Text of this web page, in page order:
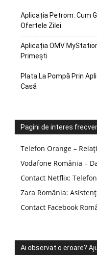
Aplicația Petrom: Cum
Ofertele Zilei
Aplicația OMV
Primești
Plata La Pompă Prin
Casă
Pagini de interes
Telefon Orange –
Vodafone România –
Contact Netflix:
Zara România:
Contact Facebook
Ai observat o eroare?